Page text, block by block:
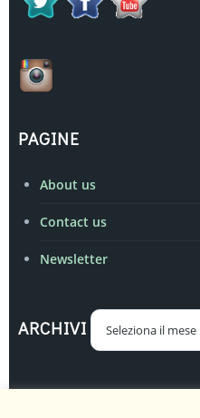
PAGINE
About us
Contact us
Newsletter
ARCHIVI Archivi
Realizzato ed